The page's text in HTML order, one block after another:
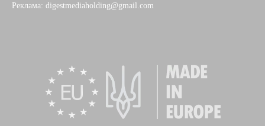
Реклама: digestmediaholding@gmail.com